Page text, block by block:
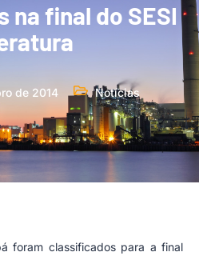
na final do SESI
de 2014 Notícias
foram classificados para a final